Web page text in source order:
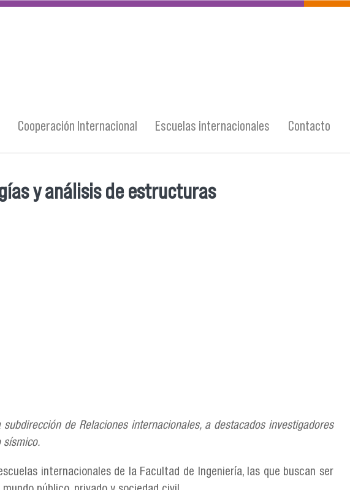
Cooperación Internacional Escuelas internacionales Contacto
y análisis de estructuras
de Relaciones internacionales, a destacados investigadores
sísmico.
internacionales de la Facultad de Ingeniería, las que buscan ser